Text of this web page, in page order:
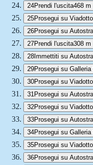
24Prendi l'uscita468 m
25Prosegui su
26Prosegui su
27Prendi l'uscita308 m
28Immettiti su
29Prosegui su
30Prosegui su
31 Prosegui su
32Prosegui su
33Prosegui su
34Prosegui su Galleria
35Prosegui su
36Prosegui su